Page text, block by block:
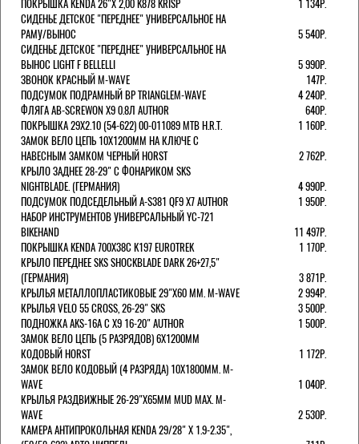
ПОКРЫШКА KENDA 26"Х 2,00 K878 KRISP
1 134Р.
СИДЕНЬЕ ДЕТСКОЕ "ПЕРЕДНЕЕ" УНИВЕРСАЛЬНОЕ НА
РАМУ/ВЫНОС
5 540Р.
СИДЕНЬЕ ДЕТСКОЕ "ПЕРЕДНЕЕ" УНИВЕРСАЛЬНОЕ НА
ВЫНОС LIGHT F BELLELLI
5 990Р.
ЗВОНОК КРАСНЫЙ M-WAVE
147Р.
ПОДСУМОК ПОДРАМНЫЙ BP TRIANGLEM-WAVE
4 240Р.
ФЛЯГА AB-SCREWON X9 0.8Л AUTHOR
640Р.
ПОКРЫШКА 29X2.10 (54-622) 00-011089 MTB H.R.T.
1 160Р.
ЗАМОК ВЕЛО ЦЕПЬ 10Х1200ММ НА КЛЮЧЕ С
НАВЕСНЫМ ЗАМКОМ ЧЕРНЫЙ HORST
2 762Р.
КРЫЛО ЗАДНЕЕ 28-29" С ФОНАРИКОМ SKS
NIGHTBLADE. (ГЕРМАНИЯ)
4 990Р.
ПОДСУМОК ПОДСЕДЕЛЬНЫЙ A-S381 QF9 X7 AUTHOR
1 950Р.
НАБОР ИНСТРУМЕНТОВ УНИВЕРСАЛЬНЫЙ YC-721
BIKEHAND
11 497Р.
ПОКРЫШКА KENDA 700Х38С K197 EUROTREK
1 170Р.
КРЫЛО ПЕРЕДНЕЕ SKS SHOCKBLADE DARK 26+27,5"
(ГЕРМАНИЯ)
3 871Р.
КРЫЛЬЯ МЕТАЛЛОПЛАСТИКОВЫЕ 29"Х60 ММ. M-WAVE
2 994Р.
КРЫЛЬЯ VELO 55 CROSS, 26-29" SKS
3 500Р.
ПОДНОЖКА AKS-16A C X9 16-20" AUTHOR
1 500Р.
ЗАМОК ВЕЛО ЦЕПЬ (5 РАЗРЯДОВ) 6Х1200ММ
КОДОВЫЙ HORST
1 172Р.
ЗАМОК ВЕЛО КОДОВЫЙ (4 РАЗРЯДА) 10Х1800ММ. M-
WAVE
1 040Р.
КРЫЛЬЯ РАЗДВИЖНЫЕ 26-29"Х65ММ MUD MAX. M-
WAVE
2 530Р.
КАМЕРА АНТИПРОКОЛЬНАЯ KENDA 29/28" Х 1.9-2.35",